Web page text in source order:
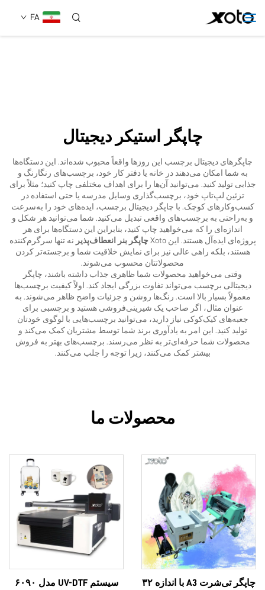
FA
خدمات
استفاده
تماس با ما
چاپگر استیکر دیجیتال
چاپگرهای دیجیتال برچسب این روزها واقعاً محبوب شده‌اند. این دستگاه‌ها
به شما امکان می‌دهند در خانه یا دفتر کار خود، برچسب‌های رنگارنگ و
جذابی تولید کنید. می‌توانید آن‌ها را برای اهداف مختلفی چاپ کنید؛ مثلاً برای
تزئین لپ‌تاپ خود، برچسب‌گذاری وسایل مدرسه یا حتی استفاده در
کسب‌وکارهای کوچک. با چاپگر دیجیتال برچسب، ایده‌های خود را به‌سرعت
و به‌راحتی به برچسب‌های واقعی تبدیل می‌کنید. شما می‌توانید هر شکل و
اندازه‌ای را که می‌خواهید چاپ کنید، بنابراین این دستگاه‌ها برای هر
پروژه‌ای ایده‌آل هستند. این Xoto
چاپگر بنر انعطاف‌پذیر نه تنها سرگرم‌کننده
هستند، بلکه راهی عالی نیز برای نمایش خلاقیت شما و برجسته‌تر کردن
محصولاتتان محسوب می‌شوند.
وقتی می‌خواهید محصولات شما ظاهری جذاب داشته باشند، چاپگر
دیجیتالی برچسب می‌تواند تفاوت بزرگی ایجاد کند. اولاً کیفیت برچسب‌ها
معمولاً بسیار بالا است. رنگ‌ها روشن و جزئیات واضح ظاهر می‌شوند. به
عنوان مثال، اگر صاحب یک شیرینی‌فروشی هستید و برچسبی برای
جعبه‌های کیک‌کوکی نیاز دارید، می‌توانید برچسب‌هایی با لوگوی خودتان
تولید کنید. این امر به یادآوری برند شما توسط مشتریان کمک می‌کند و
محصولات شما حرفه‌ای‌تر به نظر می‌رسند. برچسب‌های بهتر به فروش
بیشتر کمک می‌کنند، زیرا توجه را جلب می‌کنند.
محصولات ما
چاپگر تی‌شرت A3 با اندازه ۳۲
سیستم UV-DTF مدل ۶۰۹۰